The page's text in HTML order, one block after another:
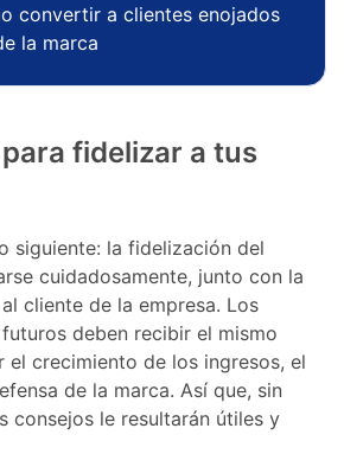
convertir a clientes enojados
la marca
fidelizar a tus
siguiente: la fidelización del
cuidadosamente, junto con la
cliente de la empresa. Los
deben recibir el mismo
el crecimiento de los ingresos, el
de la marca. Así que, sin
consejos le resultarán útiles y